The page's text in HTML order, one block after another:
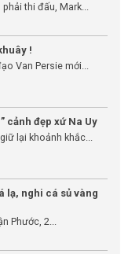
thi đấu, Mark...
!
Van Persie mới...
cảnh đẹp xứ Na Uy
lại khoảnh khắc...
lạ, nghi cá sủ vàng
Phước, 2...